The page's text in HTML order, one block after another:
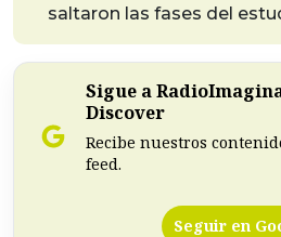
saltaron las fases del
Sigue a
Discover
Recibe nuestros
feed.
Seguir en